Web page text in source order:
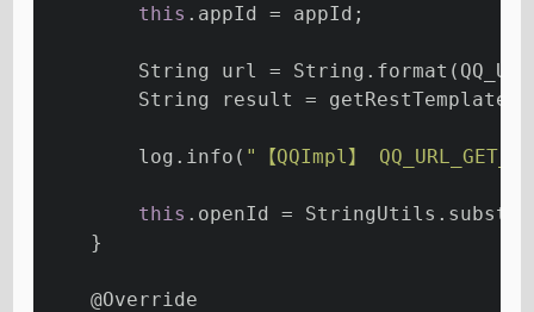
this .appId = appId;
String url =
String result =
        log.info(
"【QQImpl】
this .openId =
    }
@Override